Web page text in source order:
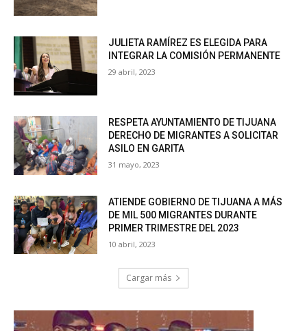
JULIETA RAMÍREZ ES ELEGIDA PARA
INTEGRAR LA COMISIÓN PERMANENTE
29 abril, 2023
RESPETA AYUNTAMIENTO DE TIJUANA
DERECHO DE MIGRANTES A SOLICITAR
ASILO EN GARITA
31 mayo, 2023
ATIENDE GOBIERNO DE TIJUANA A MÁS
DE MIL 500 MIGRANTES DURANTE
PRIMER TRIMESTRE DEL 2023
10 abril, 2023
Cargar más